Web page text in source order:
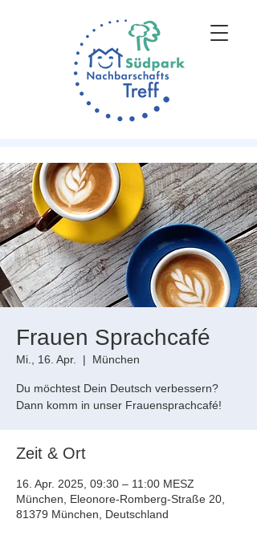
Frauen Sprachcafé
Mi., 16. Apr.
  |
München
Du möchtest Dein Deutsch verbessern?
Dann komm in unser Frauensprachcafé!
Zeit & Ort
16. Apr. 2025, 09:30 – 11:00 MESZ
München, Eleonore-Romberg-Straße 20,
81379 München, Deutschland